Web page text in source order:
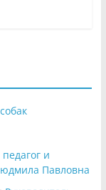
и
Павловна